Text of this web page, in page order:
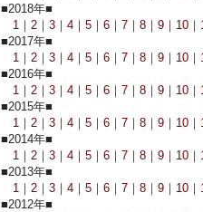
■2018年■
1 ｜ 2 ｜ 3 ｜ 4 ｜ 5 ｜ 6 ｜ 7 ｜ 8 ｜ 9 ｜ 10 ｜
■2017年■
1 ｜ 2 ｜ 3 ｜ 4 ｜ 5 ｜ 6 ｜ 7 ｜ 8 ｜ 9 ｜ 10 ｜
■2016年■
1 ｜ 2 ｜ 3 ｜ 4 ｜ 5 ｜ 6 ｜ 7 ｜ 8 ｜ 9 ｜ 10 ｜
■2015年■
1 ｜ 2 ｜ 3 ｜ 4 ｜ 5 ｜ 6 ｜ 7 ｜ 8 ｜ 9 ｜ 10 ｜
■2014年■
1 ｜ 2 ｜ 3 ｜ 4 ｜ 5 ｜ 6 ｜ 7 ｜ 8 ｜ 9 ｜ 10 ｜
■2013年■
1 ｜ 2 ｜ 3 ｜ 4 ｜ 5 ｜ 6 ｜ 7 ｜ 8 ｜ 9 ｜ 10 ｜
■2012年■